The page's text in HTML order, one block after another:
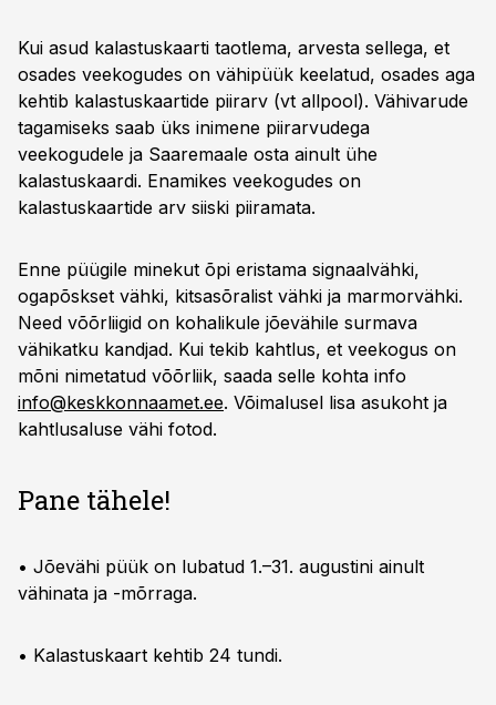
Kui asud kalastuskaarti taotlema, arvesta sellega, et
osades veekogudes on vähipüük keelatud, osades aga
kehtib kalastuskaartide piirarv (vt allpool). Vähivarude
tagamiseks saab üks inimene piirarvudega
veekogudele ja Saaremaale osta ainult ühe
kalastuskaardi. Enamikes veekogudes on
kalastuskaartide arv siiski piiramata.
Enne püügile minekut õpi eristama signaalvähki,
ogapõskset vähki, kitsasõralist vähki ja marmorvähki.
Need võõrliigid on kohalikule jõevähile surmava
vähikatku kandjad. Kui tekib kahtlus, et veekogus on
mõni nimetatud võõrliik, saada selle kohta info
info@keskkonnaamet.ee. Võimalusel lisa asukoht ja
kahtlusaluse vähi fotod.
Pane tähele!
• Jõevähi püük on lubatud 1.–31. augustini ainult
vähinata ja -mõrraga.
• Kalastuskaart kehtib 24 tundi.